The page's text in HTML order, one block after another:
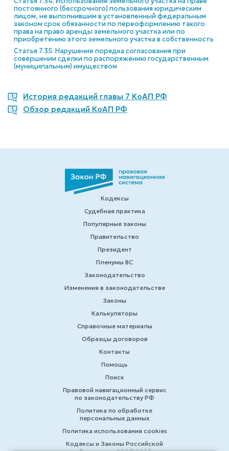
постоянного (бессрочного) пользования юридическим
лицом, не выполнившим в установленный федеральным
законом срок обязанности по переоформлению такого
права на право аренды земельного участка или по
приобретению этого земельного участка в собственность
Статья 7.35. Нарушение порядка согласования при
совершении сделки по распоряжению государственным
(муниципальным) имуществом
История редакций главы 7 КоАП РФ
Обзор редакций КоАП РФ
Кодексы
Судебная практика
Популярные законы
Правительство
Президент
Пленумы ВС
Законодательство
Изменения в законодательстве
Законы
Калькуляторы
Справочные материалы
Образцы договоров
Контакты
Помощь
Поиск
Правовой навигационный сервис
по законодательству РФ
Политика по обработке
персональных данных
Политика использования cookies
Кодексы и Законы Российской